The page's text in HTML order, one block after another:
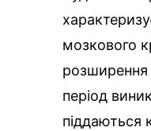
мозкового
розширення
період
піддаються